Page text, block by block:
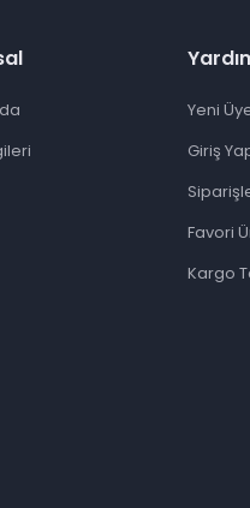
Yeni
Giriş
Favori
Kargo